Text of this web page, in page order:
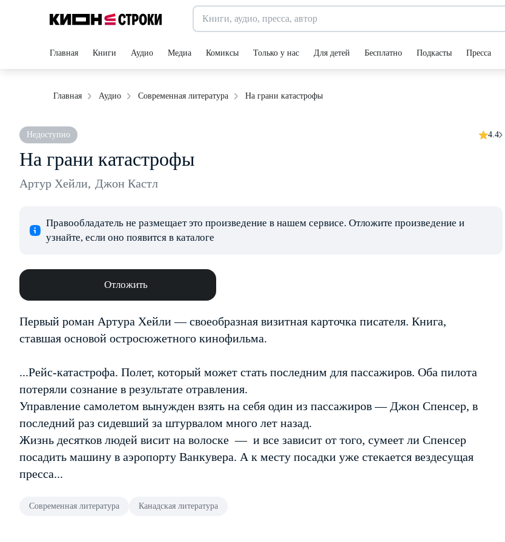
Главная Книги Аудио Медиа Комиксы Только у нас Для детей Бесплатно Подкасты Пресса
Главная Аудио Современная литература На грани катастрофы
Недоступно 4.4
На грани катастрофы
Артур Хейли, Джон Кастл
Правообладатель не размещает это произведение в нашем сервисе. Отложите произведение и
узнайте, если оно появится в каталоге
Отложить
Первый роман Артура Хейли — своеобразная визитная карточка писателя. Книга,
ставшая основой остросюжетного кинофильма.
...Рейс-катастрофа. Полет, который может стать последним для пассажиров. Оба пилота
потеряли сознание в результате отравления.
Управление самолетом вынужден взять на себя один из пассажиров — Джон Спенсер, в
последний раз сидевший за штурвалом много лет назад.
Жизнь десятков людей висит на волоске — и все зависит от того, сумеет ли Спенсер
посадить машину в аэропорту Ванкувера. А к месту посадки уже стекается вездесущая
пресса...
Современная литература Канадская литература